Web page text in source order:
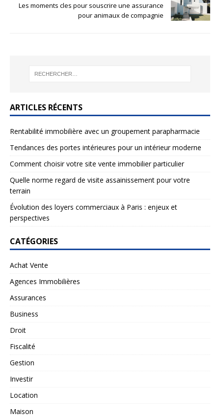
Les moments cles pour souscrire une assurance
pour animaux de compagnie
ARTICLES RÉCENTS
Rentabilité immobilière avec un groupement parapharmacie
Tendances des portes intérieures pour un intérieur moderne
Comment choisir votre site vente immobilier particulier
Quelle norme regard de visite assainissement pour votre
terrain
Évolution des loyers commerciaux à Paris : enjeux et
perspectives
CATÉGORIES
Achat Vente
Agences Immobilières
Assurances
Business
Droit
Fiscalité
Gestion
Investir
Location
Maison